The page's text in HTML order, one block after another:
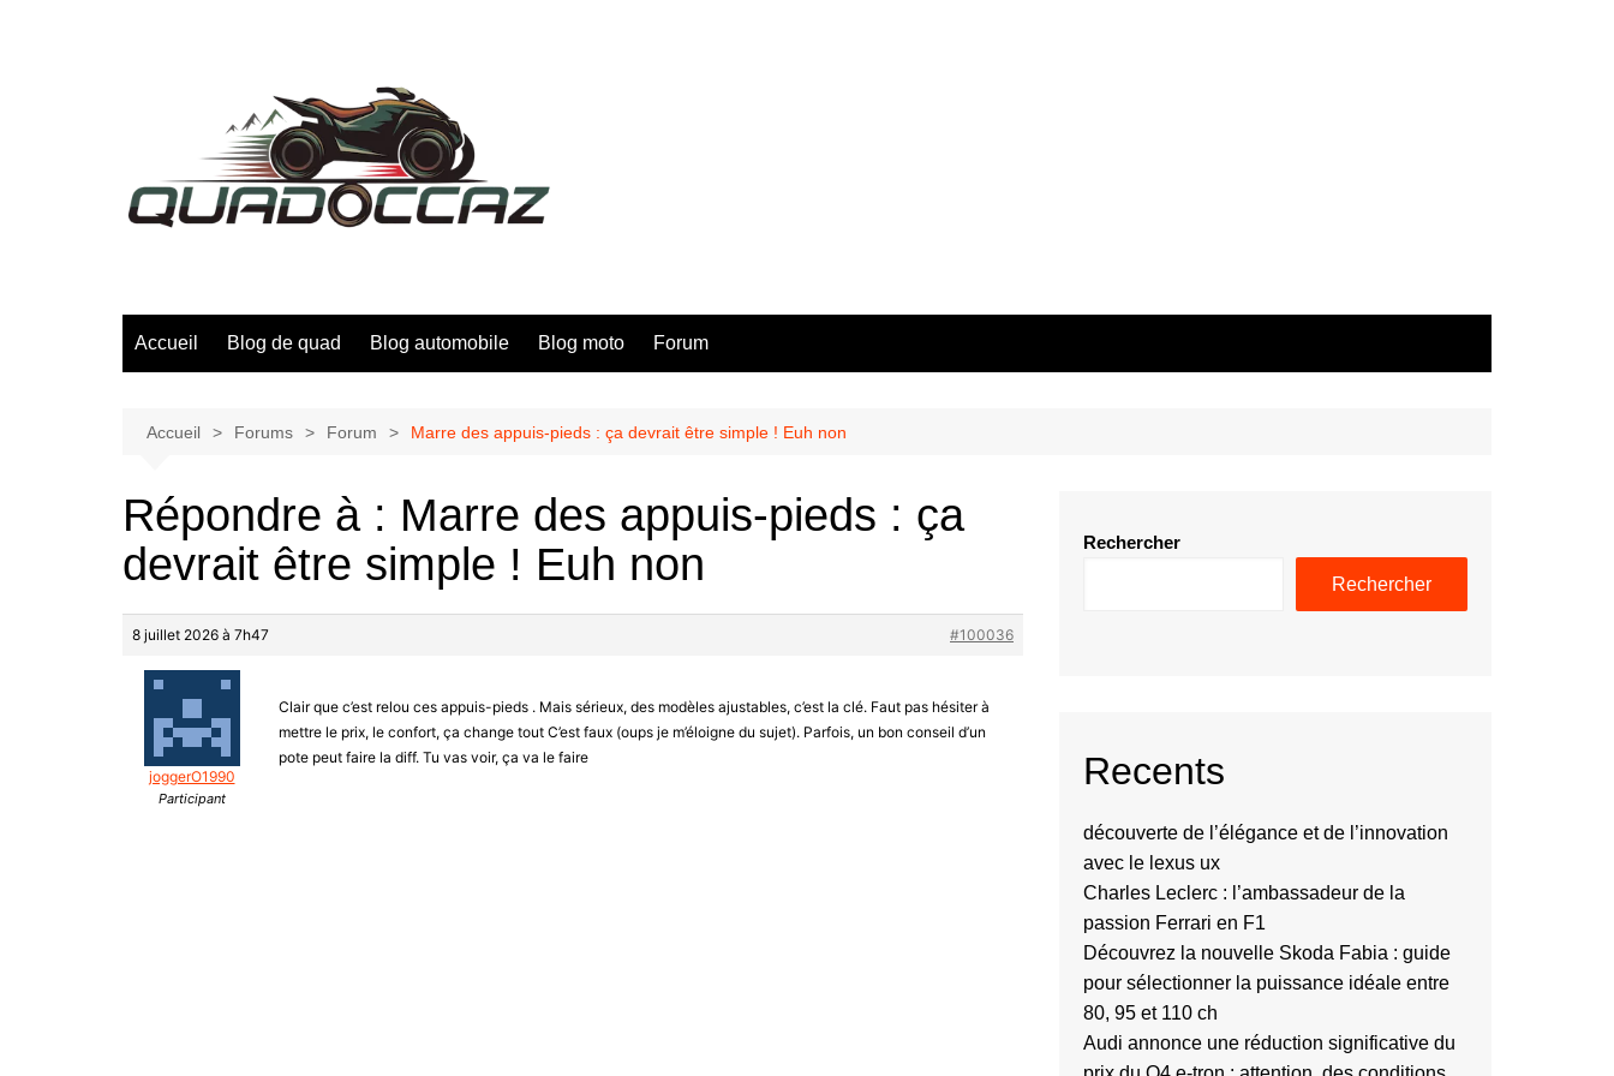
Accueil Blog de quad Blog automobile Blog moto Forum
Accueil Forums Forum Marre des appuis-pieds : ça devrait être simple ! Euh non
Répondre à : Marre des appuis-pieds : ça
devrait être simple ! Euh non
8 juillet 2026 à 7h47 #100036
joggerO1990
Participant
Clair que c’est relou ces appuis-pieds . Mais sérieux, des modèles ajustables, c’est la clé. Faut pas hésiter à
mettre le prix, le confort, ça change tout C’est faux (oups je m’éloigne du sujet). Parfois, un bon conseil d’un
pote peut faire la diff. Tu vas voir, ça va le faire
Rechercher
Rechercher
Recents
découverte de l’élégance et de l’innovation
avec le lexus ux
Charles Leclerc : l’ambassadeur de la
passion Ferrari en F1
Découvrez la nouvelle Skoda Fabia : guide
pour sélectionner la puissance idéale entre
80, 95 et 110 ch
Audi annonce une réduction significative du